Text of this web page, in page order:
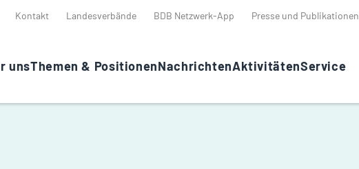
Kontakt Landesverbände BDB Netzwerk-App Presse und Publikationen
unsThemen & PositionenNachrichtenAktivitätenService